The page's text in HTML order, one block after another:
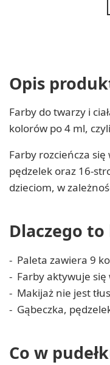
Opis
Farby do twarzy i
kolorów po 4 ml,
Farby rozcieńcza
pędzelek oraz 16-
dzieciom, w
Dlaczego
Paleta zawiera 9
Farby aktywuje
Makijaż nie jest
Gąbeczka,
Co w